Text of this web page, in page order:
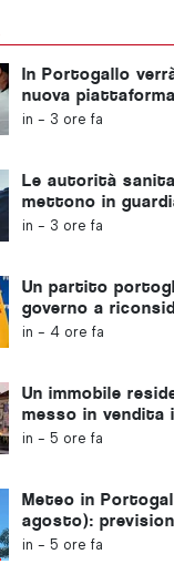
In Portogallo
nuova
dedicata alla
in - 3 ore fa
Le autorità
mettono in
annegamento
in - 3 ore fa
Un partito
governo a
candidatura del
in - 4 ore fa
Un immobile
messo in vendita
viene venduto in
in - 5 ore fa
Meteo in
agosto):
e cosa aspettarsi
in - 5 ore fa